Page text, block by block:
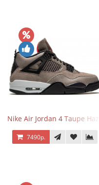
Nike Air Jordan 4 Taupe Haze
7490р.